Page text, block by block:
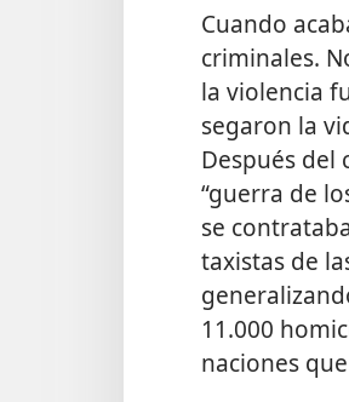
Cuando
criminales.
la violencia
segaron la
Después del
“guerra de
se
taxistas de
11.000
naciones